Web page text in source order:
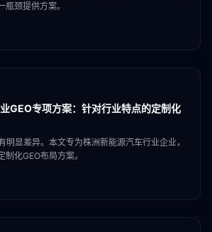
颈提供方案。
GEO专项方案：针对行业特点的定制化
明显差异。本文专为株洲新能源汽车行业企业，
化GEO布局方案。